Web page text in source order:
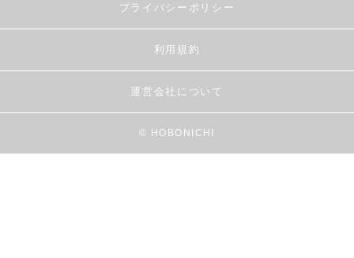
プライバシーポリシー
利用規約
運営会社について
© HOBONICHI